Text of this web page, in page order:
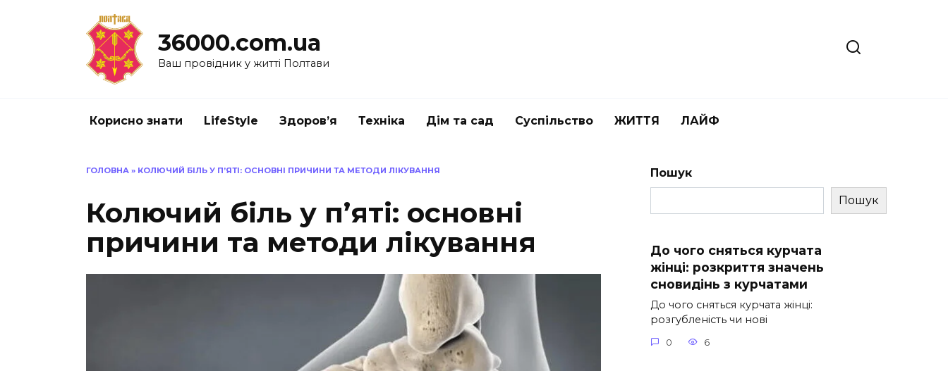
36000.com.ua
Ваш провідник у житті Полтави
Корисно знати LifeStyle Здоров’я Техніка Дім та сад Суспільство ЖИТТЯ ЛАЙФ
ГОЛОВНА » КОЛЮЧИЙ БІЛЬ У П’ЯТІ: ОСНОВНІ ПРИЧИНИ ТА МЕТОДИ ЛІКУВАННЯ
Колючий біль у п’яті: основні
причини та методи лікування
Пошук
Пошук
До чого сняться курчата
жінці: розкриття значень
сновидінь з курчатами
До чого сняться курчата жінці:
розгубленість чи нові
0 6